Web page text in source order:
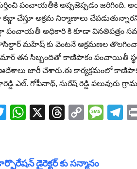
పంచాయతీకి అప్పజెప్పడం జరిగింది.
చేస్తూ అక్రమ నిర్మాణాలు
పంచాయతీ అధికారి కి కూడా వినతిపత్రం
మహేష్ కు వెంటనే ఆక్రమణల
తన సిబ్బందితో కాణిపాకం పంచాయితీ
ఆదేశాలు జారీ చేశారు.ఈ కార్యక్రమంలో
ఎల్. గోపీనాథ్, సురేష్ రెడ్డి పలువురు
T
er
W
s
X
T
a
C
y
M T
డైరెక్టర్ కు సన్మానం